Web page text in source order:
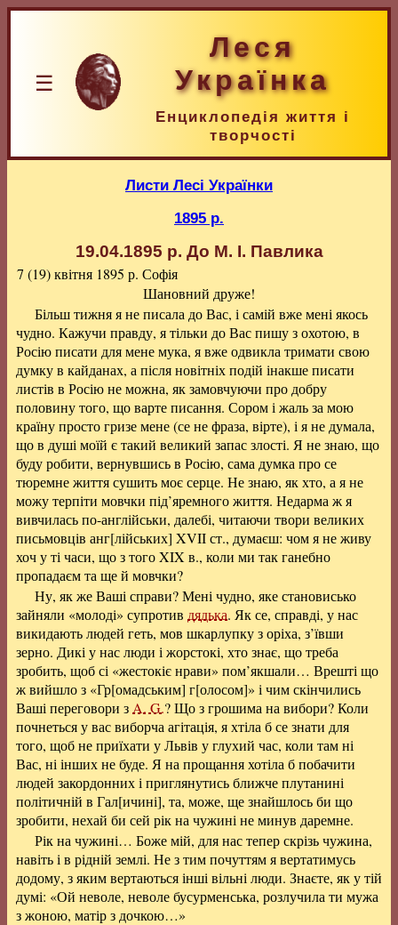
☰
Леся
Українка
Енциклопедія життя і
творчості
Листи Лесі Українки
1895 р.
19.04.1895 р. До М. I. Павлика
7 (19) квітня 1895 р. Софія
Шановний друже!
Більш тижня я не писала до Вас, і самій вже мені якось
чудно. Кажучи правду, я тільки до Вас пишу з охотою, в
Росію писати для мене мука, я вже одвикла тримати свою
думку в кайданах, а після новітніх подій інакше писати
листів в Росію не можна, як замовчуючи про добру
половину того, що варте писання. Сором і жаль за мою
країну просто гризе мене (се не фраза, вірте), і я не думала,
що в душі моїй є такий великий запас злості. Я не знаю, що
буду робити, вернувшись в Росію, сама думка про се
тюремне життя сушить моє серце. Не знаю, як хто, а я не
можу терпіти мовчки під’яремного життя. Недарма ж я
вивчилась по-англійськи, далебі, читаючи твори великих
письмовців анг[лійських] XVII ст., думаєш: чом я не живу
хоч у ті часи, що з того XIX в., коли ми так ганебно
пропадаєм та ще й мовчки?
Ну, як же Ваші справи? Мені чудно, яке становисько
зайняли «молоді» супротив дядька. Як се, справді, у нас
викидають людей геть, мов шкарлупку з оріха, з’ївши
зерно. Дикі у нас люди і жорстокі, хто знає, що треба
зробить, щоб сі «жестокіє нрави» пом’якшали… Врешті що
ж вийшло з «Гр[омадським] г[олосом]» і чим скінчились
Ваші переговори з A. G.? Що з грошима на вибори? Коли
почнеться у вас виборча агітація, я хтіла б се знати для
того, щоб не приїхати у Львів у глухий час, коли там ні
Вас, ні інших не буде. Я на прощання хотіла б побачити
людей закордонних і приглянутись ближче плутанині
політичній в Гал[ичині], та, може, ще знайшлось би що
зробити, нехай би сей рік на чужині не минув даремне.
Рік на чужині… Боже мій, для нас тепер скрізь чужина,
навіть і в рідній землі. Не з тим почуттям я вертатимусь
додому, з яким вертаються інші вільні люди. Знаєте, як у тій
думі: «Ой неволе, неволе бусурменська, розлучила ти мужа
з жоною, матір з дочкою…»